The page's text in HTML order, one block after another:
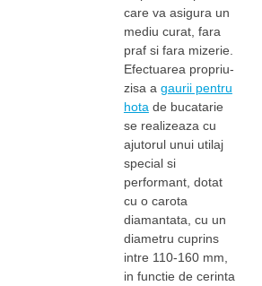
care va asigura un
mediu curat, fara
praf si fara mizerie.
Efectuarea propriu-
zisa a gaurii pentru
hota de bucatarie
se realizeaza cu
ajutorul unui utilaj
special si
performant, dotat
cu o carota
diamantata, cu un
diametru cuprins
intre 110-160 mm,
in functie de cerinta